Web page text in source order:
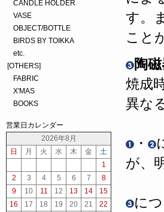
す。
こと
陶
焼成
異な
・
が、
に
CANDLE HOLDER
VASE
OBJECT/BOTTLE
BIRDS BY TOIKKA
etc.
[OTHERS]
FABRIC
X'MAS
BOOKS
営業日カレンダー
2026年8月
日
月 火 水 木 金
土
1
2
3 4 5 6 7
8
9
10 11 12 13 14
15
16
17 18 19 20 21
22